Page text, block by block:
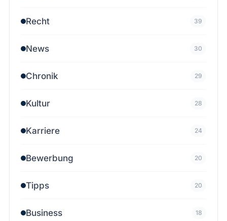
Recht 39
News 30
Chronik 29
Kultur 28
Karriere 24
Bewerbung 20
Tipps 20
Business 18